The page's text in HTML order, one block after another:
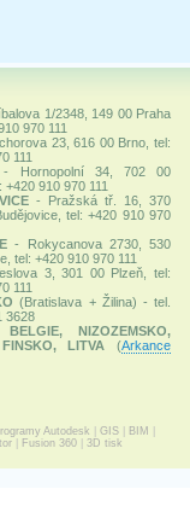
1/2348, 149 00 Praha
970 111
23, 616 00 Brno, tel:
111
- Hornopolní 34, 702 00
910 970 111
- Pražská tř. 16, 370
tel: +420 910 970
- Rokycanova 2730, 530
tel: +420 910 970 111
3, 301 00 Plzeň, tel:
111
(Bratislava + Žilina) - tel.
3628
BELGIE, NIZOZEMSKO,
LITVA
(Arkance
Autodesk GIS BIM
| Fusion 360| 3D tisk